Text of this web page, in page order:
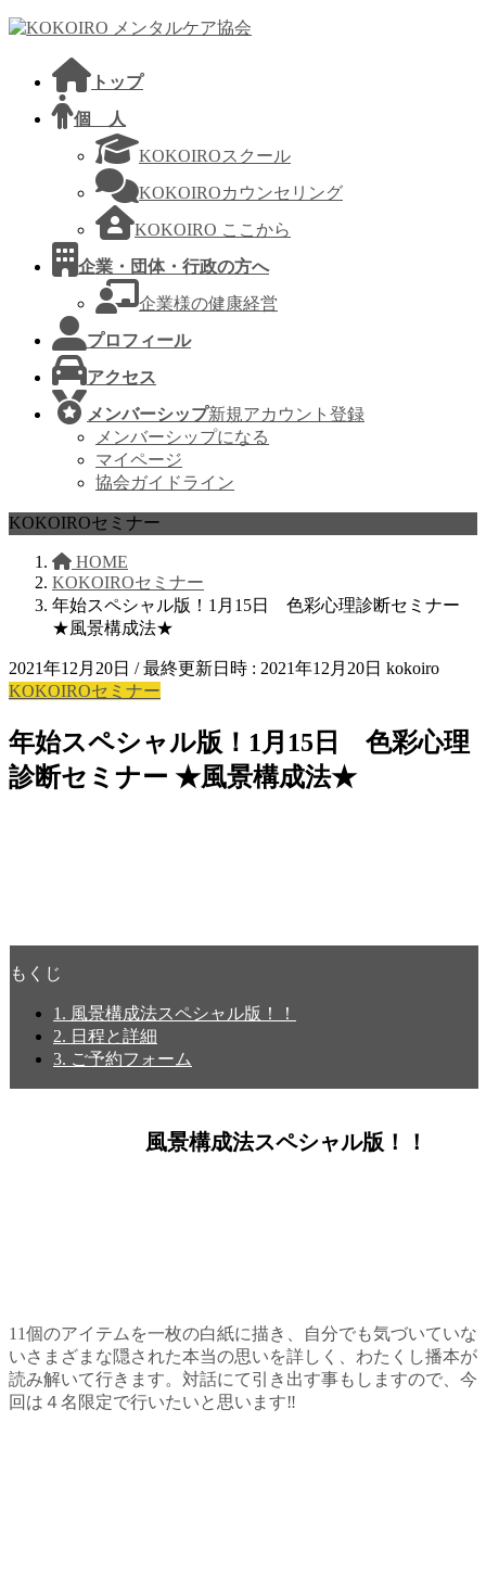
コ
ナ
トップ
個 人
KOKOIROスクール
KOKOIROカウンセリング
KOKOIRO ここから
企業・団体・行政の方へ
企業様の健康経営
プロフィール
アクセス
メンバーシップ新規アカウント登録
メンバーシップになる
マイページ
協会ガイドライン
KOKOIROセミナー
HOME
KOKOIROセミナー
年始スペシャル版！1月15日 色彩心理診断セミナー
★風景構成法★
2021年12月20日 / 最終更新日時 : 2021年12月20日 kokoiro
KOKOIROセミナー
年始スペシャル版！1月15日 色彩心理
診断セミナー ★風景構成法★
もくじ
1. 風景構成法スペシャル版！！
2. 日程と詳細
3. ご予約フォーム
風景構成法スペシャル版！！
11個のアイテムを一枚の白紙に描き、自分でも気づいていな
いさまざまな隠された本当の思いを詳しく、わたくし播本が
読み解いて行きます。対話にて引き出す事もしますので、今
回は４名限定で行いたいと思います‼️